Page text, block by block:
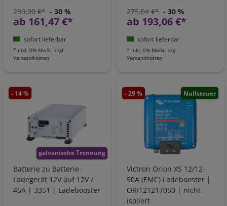
230,00 €* - 30 %
ab 161,47 €*
sofort lieferbar
* inkl. 0% MwSt. zzgl.
Versandkosten
275,04 €* - 30 %
ab 193,06 €*
sofort lieferbar
* inkl. 0% MwSt. zzgl.
Versandkosten
galvanische Trennung
- 14 %
Batterie zu Batterie-
Ladegerät 12V auf 12V /
45A | 3351 | Ladebooster
- 29 % Nullsteuer
Victron Orion XS 12/12-
50A (EMC) Ladebooster |
ORI121217050 | nicht
isoliert